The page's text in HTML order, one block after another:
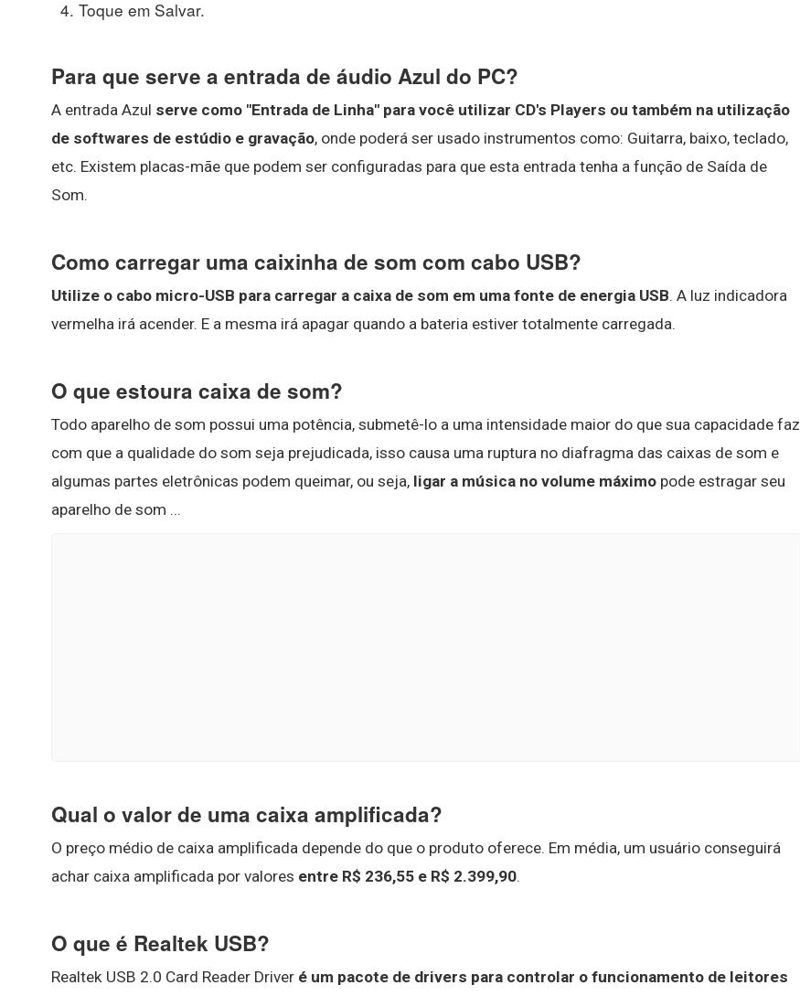
Toque em Salvar.
Para que serve a entrada de áudio Azul do PC?
A entrada Azul serve como "Entrada de Linha" para você utilizar CD's Players ou também na utilização
de softwares de estúdio e gravação, onde poderá ser usado instrumentos como: Guitarra, baixo, teclado,
etc. Existem placas-mãe que podem ser configuradas para que esta entrada tenha a função de Saída de
Som.
Como carregar uma caixinha de som com cabo USB?
Utilize o cabo micro-USB para carregar a caixa de som em uma fonte de energia USB. A luz indicadora
vermelha irá acender. E a mesma irá apagar quando a bateria estiver totalmente carregada.
O que estoura caixa de som?
Todo aparelho de som possui uma potência, submetê-lo a uma intensidade maior do que sua capacidade faz
com que a qualidade do som seja prejudicada, isso causa uma ruptura no diafragma das caixas de som e
algumas partes eletrônicas podem queimar, ou seja, ligar a música no volume máximo pode estragar seu
aparelho de som ...
Qual o valor de uma caixa amplificada?
O preço médio de caixa amplificada depende do que o produto oferece. Em média, um usuário conseguirá
achar caixa amplificada por valores entre R$ 236,55 e R$ 2.399,90.
O que é Realtek USB?
Realtek USB 2.0 Card Reader Driver é um pacote de drivers para controlar o funcionamento de leitores